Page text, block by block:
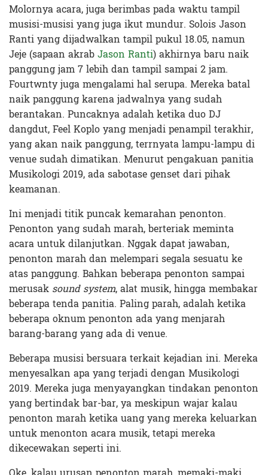
Molornya acara, juga berimbas pada waktu tampil
musisi-musisi yang juga ikut mundur. Solois Jason
Ranti yang dijadwalkan tampil pukul 18.05, namun
Jeje (sapaan akrabJason Ranti) akhirnya baru naik
panggung jam 7 lebih dan tampil sampai 2 jam.
Fourtwnty juga mengalami hal serupa. Mereka batal
naik panggung karena jadwalnya yang sudah
berantakan. Puncaknya adalah ketika duo DJ
dangdut, Feel Koplo yang menjadi penampil terakhir,
yang akan naik panggung, terrnyata lampu-lampu di
venue sudah dimatikan. Menurut pengakuan panitia
Musikologi 2019, ada sabotase genset dari pihak
keamanan.
Ini menjadi titik puncak kemarahan penonton.
Penonton yang sudah marah, berteriak meminta
acara untuk dilanjutkan. Nggak dapat jawaban,
penonton marah dan melempari segala sesuatu ke
atas panggung. Bahkan beberapa penonton sampai
merusak sound system, alat musik, hingga membakar
beberapa tenda panitia. Paling parah, adalah ketika
beberapa oknum penonton ada yang menjarah
barang-barang yang ada di venue.
Beberapa musisi bersuara terkait kejadian ini. Mereka
menyesalkan apa yang terjadi dengan Musikologi
2019. Mereka juga menyayangkan tindakan penonton
yang bertindak bar-bar, ya meskipun wajar kalau
penonton marah ketika uang yang mereka keluarkan
untuk menonton acara musik, tetapi mereka
dikecewakan seperti ini.